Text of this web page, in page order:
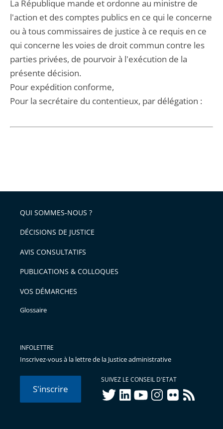
La République mande et ordonne au ministre de
l'action et des comptes publics en ce qui le concerne
ou à tous commissaires de justice à ce requis en ce
qui concerne les voies de droit commun contre les
parties privées, de pourvoir à l'exécution de la
présente décision.
Pour expédition conforme,
Pour la secrétaire du contentieux, par délégation :
QUI SOMMES-NOUS ?
DÉCISIONS DE JUSTICE
AVIS CONSULTATIFS
PUBLICATIONS & COLLOQUES
VOS DÉMARCHES
Glossaire
INFOLETTRE
Inscrivez-vous à la lettre de la Justice administrative
S'inscrire
SUIVEZ LE CONSEIL D'ETAT
twitterlinkedInyoutubeinstagram
flickr rss